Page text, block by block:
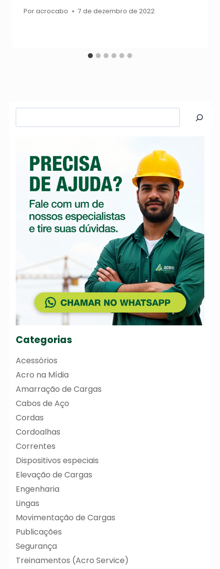
Poracrocabo 7 de dezembro de 2022
Categorias
Acessórios
Acro na Mídia
Amarração de Cargas
Cabos de Aço
Cordas
Cordoalhas
Correntes
Dispositivos especiais
Elevação de Cargas
Engenharia
Lingas
Movimentação de Cargas
Publicações
Segurança
Treinamentos (Acro Service)